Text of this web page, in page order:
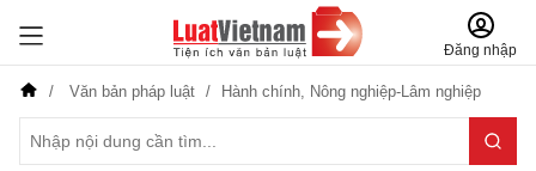
Đăng nhập
Văn bản pháp luật Hành chính, Nông nghiệp-Lâm nghiệp